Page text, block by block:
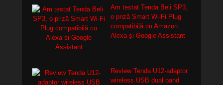
Am testat Tenda Beli SP3,
o priză Smart Wi-Fi Plug
compatibilă cu Amazon
Alexa și Google Assistant
Review Tenda U12-adaptor
wireless USB dual band